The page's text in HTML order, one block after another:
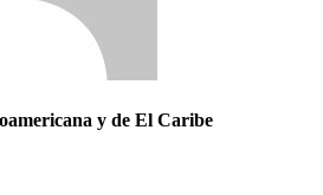
y de El Caribe